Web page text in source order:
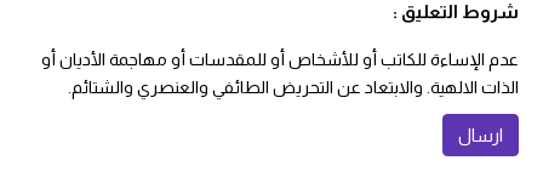
شروط التعليق :
عدم الإساءة للكاتب أو للأشخاص أو للمقدسات أو مهاجمة الأديان أو
الذات الالهية. والابتعاد عن التحريض الطائفي والعنصري والشتائم.